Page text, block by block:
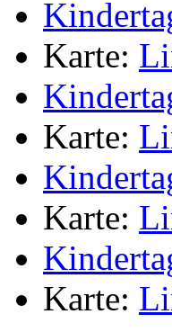
Karte:
Karte:
Karte:
Karte: